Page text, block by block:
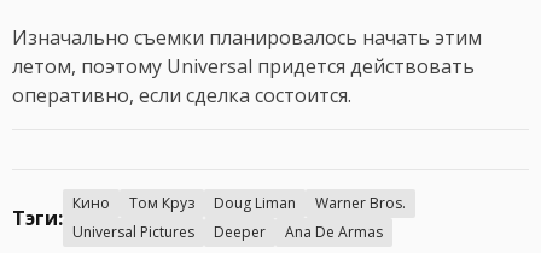
Изначально съемки планировалось начать этим
летом, поэтому Universal придется действовать
оперативно, если сделка состоится.
Тэги:
Кино Том Круз Doug Liman
Warner Bros.
Universal Pictures
Deeper Ana De Armas